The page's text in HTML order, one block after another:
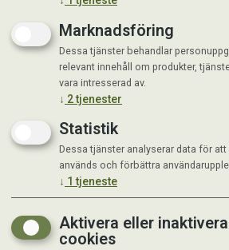
Marknadsföring
Dessa tjänster behandlar
relevant innehåll om produkter,
vara intresserad av.
↓ 2tjenester
Statistik
Dessa tjänster analyserar data för
används och förbättra
↓ 1 tjeneste
Aktivera eller
cookies